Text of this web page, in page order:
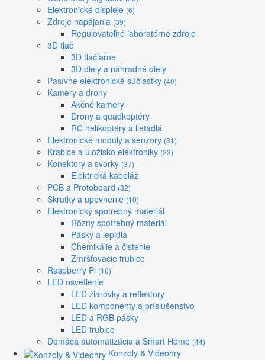
Elektronické displeje (6)
Zdroje napájania (39)
Regulovateľné laboratórne zdroje
3D tlač
3D tlačiarne
3D diely a náhradné diely
Pasívne elektronické súčiastky (40)
Kamery a drony
Akčné kamery
Drony a quadkoptéry
RC helikoptéry a lietadlá
Elektronické moduly a senzory (31)
Krabice a úložisko elektroniky (23)
Konektory a svorky (37)
Elektrická kabeláž
PCB a Protoboard (32)
Skrutky a upevnenie (10)
Elektronický spotrebný materiál
Rôzny spotrebný materiál
Pásky a lepidlá
Chemikálie a čistenie
Zmršťovacie trubice
Raspberry Pi (10)
LED osvetlenie
LED žiarovky a reflektory
LED komponenty a príslušenstvo
LED a RGB pásky
LED trubice
Domáca automatizácia a Smart Home (44)
Konzoly & Videohry